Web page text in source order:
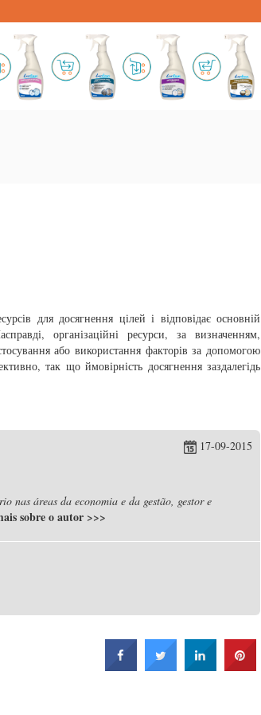
для досягнення цілей і відповідає основній
організаційні ресурси, за визначенням,
або використання факторів за допомогою
так що ймовірність досягнення заздалегідь
17-09-2015
nas áreas da economia e da gestão, gestor e
sobre o autor >>>